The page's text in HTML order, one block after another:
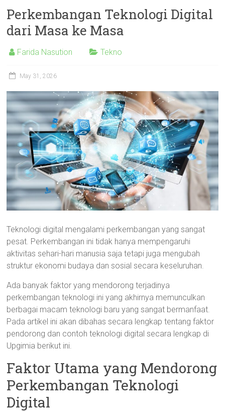
Perkembangan Teknologi Digital
dari Masa ke Masa
Farida Nasution Tekno
May 31, 2026
Teknologi digital mengalami perkembangan yang sangat
pesat. Perkembangan ini tidak hanya mempengaruhi
aktivitas sehari-hari manusia saja tetapi juga mengubah
struktur ekonomi budaya dan sosial secara keseluruhan.
Ada banyak faktor yang mendorong terjadinya
perkembangan teknologi ini yang akhirnya memunculkan
berbagai macam teknologi baru yang sangat bermanfaat.
Pada artikel ini akan dibahas secara lengkap tentang faktor
pendorong dan contoh teknologi digital secara lengkap di
Upgimia berikut ini.
Faktor Utama yang Mendorong
Perkembangan Teknologi
Digital